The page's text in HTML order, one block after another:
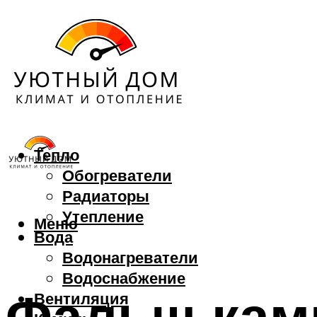
Тепло
Обогреватели
Радиаторы
Утепление
Вода
Водонагреватели
Водоснабжение
Вентиляция
Меню